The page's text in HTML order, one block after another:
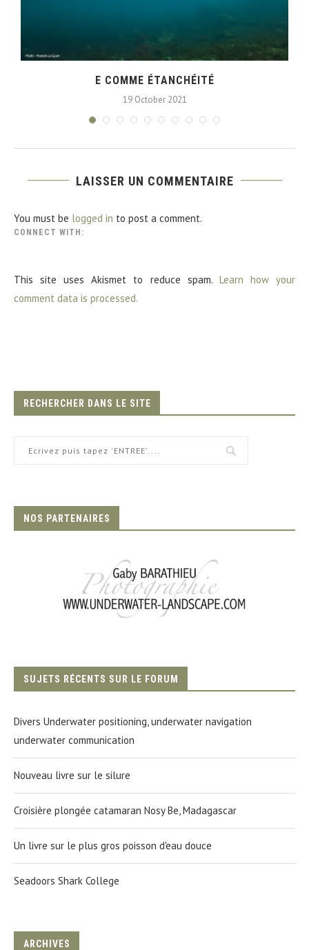
E COMME ÉTANCHÉITÉ
19 October 2021
LAISSER UN COMMENTAIRE
You must be logged in to post a comment.
CONNECT WITH:
This site uses Akismet to reduce spam. Learn how your
comment data is processed.
RECHERCHER DANS LE SITE
NOS PARTENAIRES
SUJETS RÉCENTS SUR LE FORUM
Divers Underwater positioning, underwater navigation
underwater communication
Nouveau livre sur le silure
Croisière plongée catamaran Nosy Be, Madagascar
Un livre sur le plus gros poisson d'eau douce
Seadoors Shark College
ARCHIVES